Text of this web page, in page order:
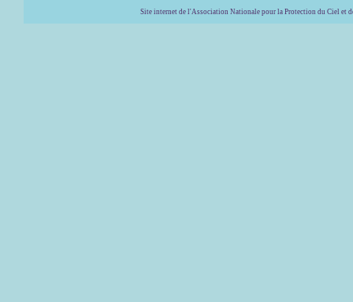
Site internet de l'Association Nationale pour la Protection du Ciel et de